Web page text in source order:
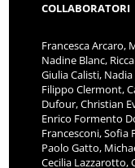
COLLABORATORI
Francesca Arcaro,
Nadine Blanc,
Giulia Calisti,
Filippo Clermont,
Dufour, Christian
Enrico Formento
Francesconi, Sofia
Paolo Gatto,
Cecilia Lazzarotto,